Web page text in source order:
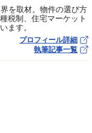
を取材。物件の選び方
税制、住宅マーケット
ます。
プロフィール詳細
執筆記事一覧